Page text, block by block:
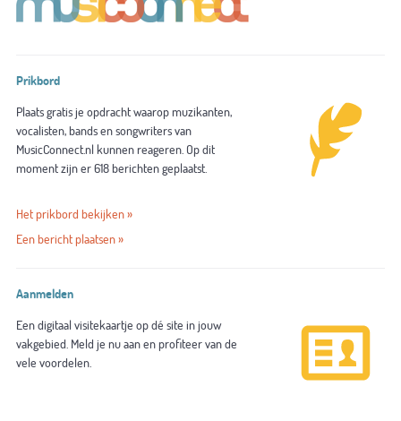
Prikbord
Plaats gratis je opdracht waarop muzikanten,
vocalisten, bands en songwriters van
MusicConnect.nl kunnen reageren. Op dit
moment zijn er 618 berichten geplaatst.
Het prikbord bekijken »
Een bericht plaatsen »
Aanmelden
Een digitaal visitekaartje op dé site in jouw
vakgebied. Meld je nu aan en profiteer van de
vele voordelen.